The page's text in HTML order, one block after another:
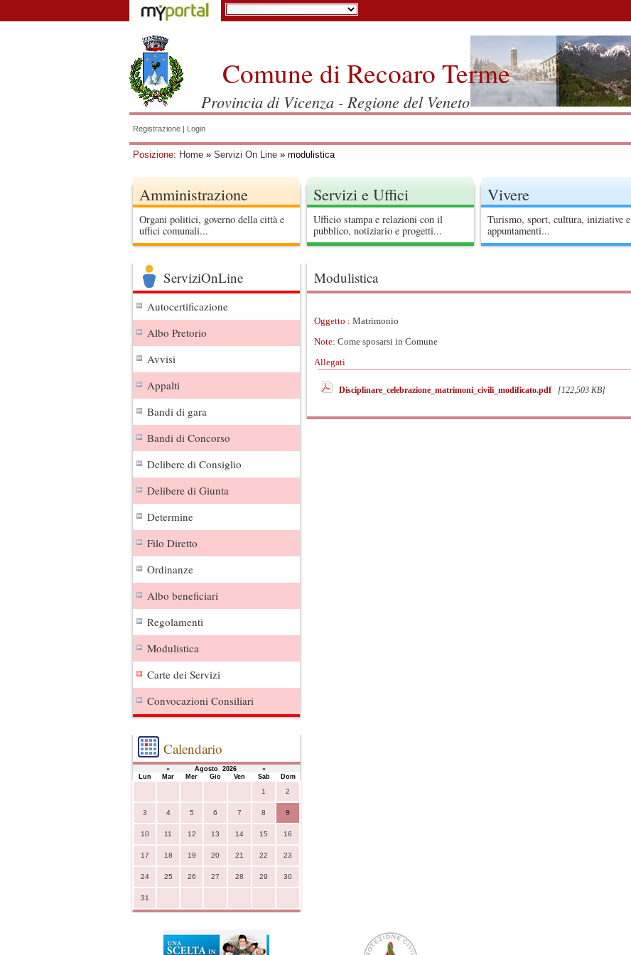
Posizione: Home » Servizi On Line » modulistica
Comune di Recoaro Terme
Provincia di Vicenza - Regione del Veneto
Registrazione | Login
Amministrazione
Organi politici, governo della città e
uffici comunali...
Servizi e Uffici
Ufficio stampa e relazioni con il
pubblico, notiziario e progetti...
Vivere
Turismo, sport, cultura, iniziative e
appuntamenti...
ServiziOnLine
Autocertificazione
Albo Pretorio
Avvisi
Appalti
Bandi di gara
Bandi di Concorso
Delibere di Consiglio
Delibere di Giunta
Determine
Filo Diretto
Ordinanze
Albo beneficiari
Regolamenti
Modulistica
Carte dei Servizi
Convocazioni Consiliari
Calendario
« Agosto 2026
»
Lun
Mar Mer Gio Ven Sab
Dom
1
2
3 4 5 6 7 8 9
10 11 12 13 14 15 16
17 18 19 20 21 22 23
24 25 26 27 28 29 30
31
Modulistica
Oggetto : Matrimonio
Note: Come sposarsi in Comune
Allegati
Disciplinare_celebrazione_matrimoni_civili_modificato.pdf [122,503 KB]